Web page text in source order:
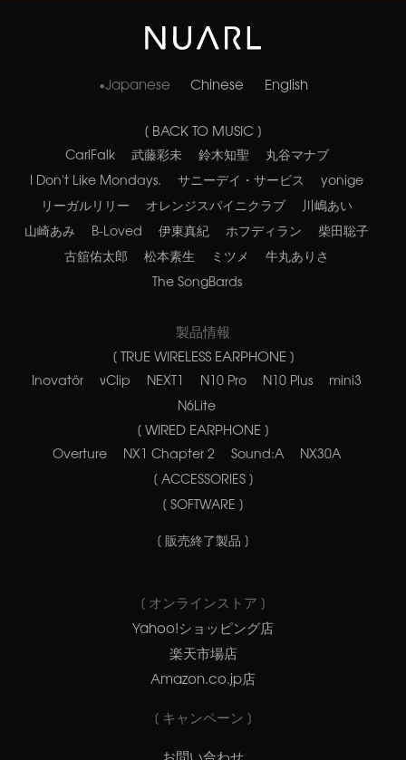
Japanese Chinese English
[ BACK TO MUSIC ]
CarlFalk 武藤彩未 鈴木知聖
丸谷マナブ
I Don't Like Mondays.
サニーデイ・サービス
yonige
リーガルリリー
オレンジスパイニクラブ
川嶋あい
山崎あみ
B-Loved 伊東真紀 ホフディラン
柴田聡子
古舘佑太郎
松本素生 ミツメ
牛丸ありさ
The SongBards
製品情報
[ TRUE WIRELESS EARPHONE ]
Inovatör νClip NEXT1 N10 Pro N10 Plus
mini3
N6Lite
[ WIRED EARPHONE ]
Overture NX1 Chapter 2 Sound:A
NX30A
[ ACCESSORIES ]
[ SOFTWARE ]
[ 販売終了製品 ]
[ オンラインストア ]
Yahoo!ショッピング店
楽天市場店
Amazon.co.jp店
[ キャンペーン ]
お問い合わせ